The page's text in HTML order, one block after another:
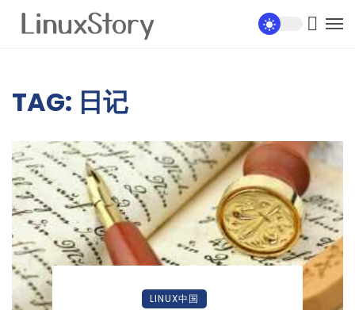
TAG: 日记
LINUX中国